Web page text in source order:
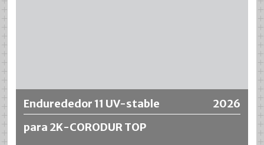
2026
Endurededor 11 UV-stable
para 2K-CORODUR TOP